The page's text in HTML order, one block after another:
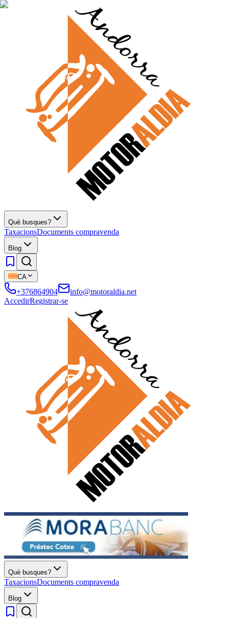
Què busques?
TaxacionsDocuments compravenda
Blog
CA
+376864904
info@motoraldia.net
AccedirRegistrar-se
Què busques?
TaxacionsDocuments compravenda
Blog